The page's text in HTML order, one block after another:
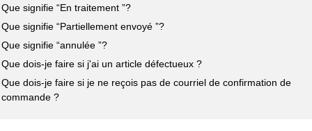
Que signifie “En traitement ”?
Que signifie “Partiellement envoyé ”?
Que signifie “annulée ”?
Que dois-je faire si j'ai un article défectueux ?
Que dois-je faire si je ne reçois pas de courriel de confirmation de
commande ?